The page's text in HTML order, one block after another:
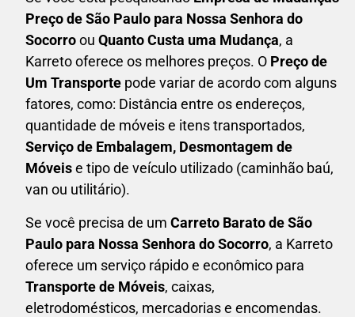
Preço de São Paulo para Nossa Senhora do
Socorroou Quanto Custa uma Mudança, a
Karreto oferece os melhores preços. O Preço de
Um Transporte pode variar de acordo com alguns
fatores, como: Distância entre os endereços,
quantidade de móveis e itens transportados,
Serviço de Embalagem, Desmontagem de
Móveise tipo de veículo utilizado (caminhão baú,
van ou utilitário).
Se você precisa de um Carreto Baratode São
Paulo para Nossa Senhora do Socorro, a Karreto
oferece um serviço rápido e econômico para
Transporte de Móveis, caixas,
eletrodomésticos, mercadorias e encomendas.